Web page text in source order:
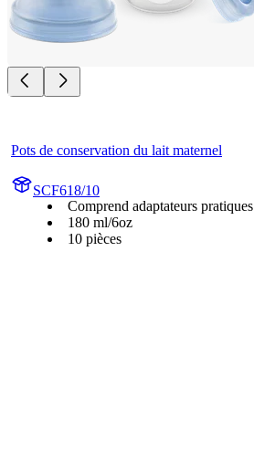
Pots de conservation du lait maternel
SCF618/10
Comprend adaptateurs pratiques
180 ml/6oz
10 pièces